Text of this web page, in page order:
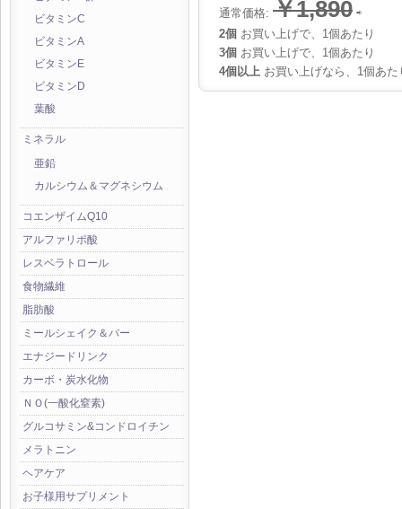
ビタミンC
ビタミンA
ビタミンE
ビタミンD
葉酸
ミネラル
亜鉛
カルシウム＆マグネシウム
コエンザイムQ10
アルファリポ酸
レスベラトロール
食物繊維
脂肪酸
ミールシェイク＆バー
エナジードリンク
カーボ・炭水化物
ＮＯ(一酸化窒素)
グルコサミン&コンドロイチン
メラトニン
ヘアケア
お子様用サプリメント
通常価格: ￥1,890 ⇨
2個 お買い上げで、1個あたり
3個 お買い上げで、1個あたり
4個以上 お買い上げなら、1個あた